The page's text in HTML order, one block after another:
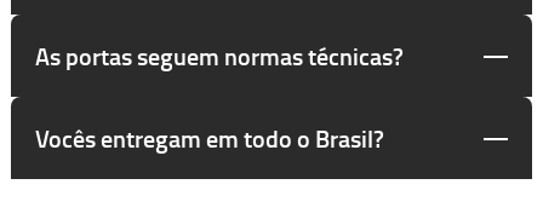
As portas seguem normas técnicas?
Vocês entregam em todo o Brasil?